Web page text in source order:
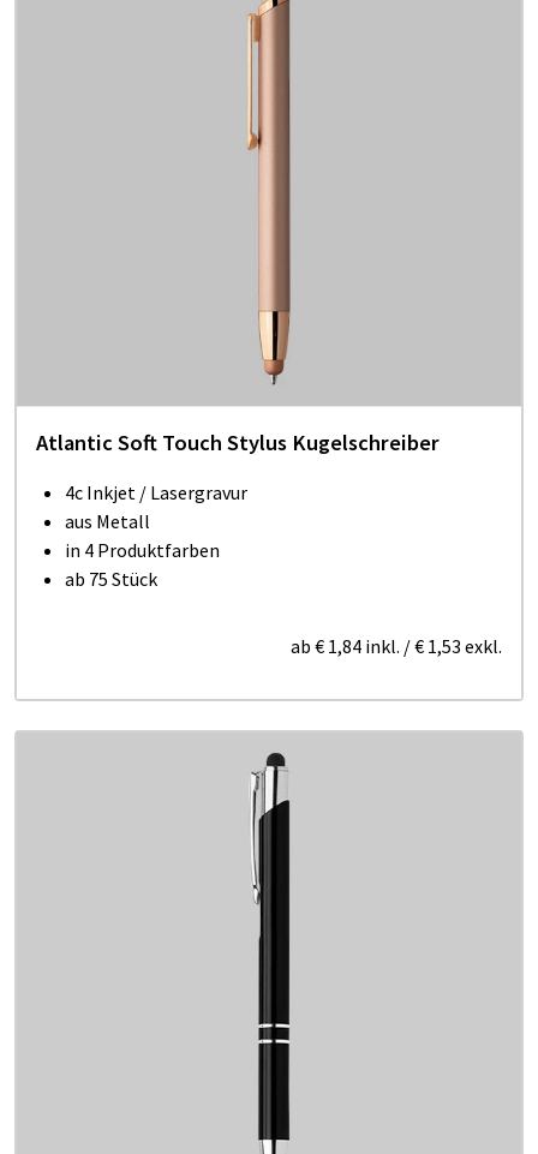
Atlantic Soft Touch Stylus Kugelschreiber
4c Inkjet / Lasergravur
aus Metall
in 4 Produktfarben
ab 75 Stück
ab € 1,84 inkl. /€ 1,53 exkl.